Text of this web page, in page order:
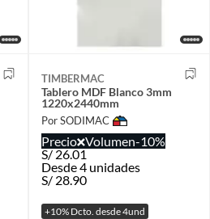
TIMBERMAC
Tablero MDF Blanco 3mm
1220x2440mm
Por SODIMAC
Precio Volumen-10%
S/26.01
Desde 4 unidades
S/ 28.90
+10% Dcto. desde 4und